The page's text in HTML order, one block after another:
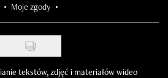
Moje zgody
tekstów, zdjęć i materiałów wideo